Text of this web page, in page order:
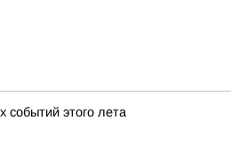
этого лета